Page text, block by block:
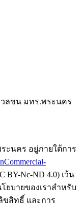
วลชน มทร.พระนคร
ะนคร อยู่ภายใต้การ
BY-Nc-ND 4.0) เว้น
ยบายของเราสำหรับ
ขสิทธิ์ และการ